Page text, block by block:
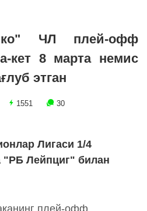
ЧЛ плей-офф
кет 8 марта немис
этган
1551 30
Лигаси 1/4
Лейпциг" билан